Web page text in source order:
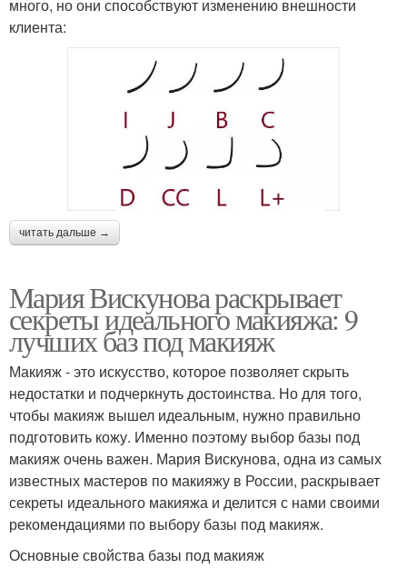
много, но они способствуют изменению внешности
клиента:
читать дальше →
Мария Вискунова раскрывает
секреты идеального макияжа: 9
лучших баз под макияж
Макияж - это искусство, которое позволяет скрыть
недостатки и подчеркнуть достоинства. Но для того,
чтобы макияж вышел идеальным, нужно правильно
подготовить кожу. Именно поэтому выбор базы под
макияж очень важен. Мария Вискунова, одна из самых
известных мастеров по макияжу в России, раскрывает
секреты идеального макияжа и делится с нами своими
рекомендациями по выбору базы под макияж.
Основные свойства базы под макияж